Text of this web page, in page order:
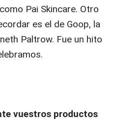
Pai Skincare. Otro
es el de Goop, la
Paltrow. Fue un hito
vuestros productos